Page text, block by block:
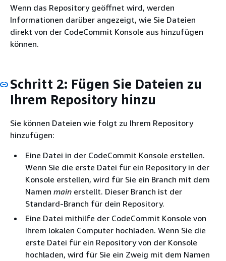
Wenn das Repository geöffnet wird, werden
Informationen darüber angezeigt, wie Sie Dateien
direkt von der CodeCommit Konsole aus hinzufügen
können.
Schritt 2: Fügen Sie Dateien zu
Ihrem Repository hinzu
Sie können Dateien wie folgt zu Ihrem Repository
hinzufügen:
Eine Datei in der CodeCommit Konsole erstellen.
Wenn Sie die erste Datei für ein Repository in der
Konsole erstellen, wird für Sie ein Branch mit dem
Namen main erstellt. Dieser Branch ist der
Standard-Branch für dein Repository.
Eine Datei mithilfe der CodeCommit Konsole von
Ihrem lokalen Computer hochladen. Wenn Sie die
erste Datei für ein Repository von der Konsole
hochladen, wird für Sie ein Zweig mit dem Namen